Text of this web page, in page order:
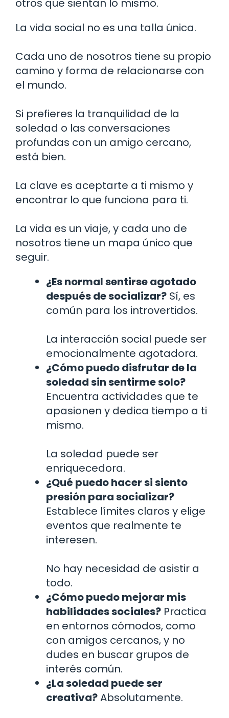
otros que sientan lo mismo.
La vida social no es una talla única.
Cada uno de nosotros tiene su propio
camino y forma de relacionarse con
el mundo.
Si prefieres la tranquilidad de la
soledad o las conversaciones
profundas con un amigo cercano,
está bien.
La clave es aceptarte a ti mismo y
encontrar lo que funciona para ti.
La vida es un viaje, y cada uno de
nosotros tiene un mapa único que
seguir.
¿Es normal sentirse agotado
después de socializar? Sí, es
común para los introvertidos.
La interacción social puede ser
emocionalmente agotadora.
¿Cómo puedo disfrutar de la
soledad sin sentirme solo?
Encuentra actividades que te
apasionen y dedica tiempo a ti
mismo.
La soledad puede ser
enriquecedora.
¿Qué puedo hacer si siento
presión para socializar?
Establece límites claros y elige
eventos que realmente te
interesen.
No hay necesidad de asistir a
todo.
¿Cómo puedo mejorar mis
habilidades sociales? Practica
en entornos cómodos, como
con amigos cercanos, y no
dudes en buscar grupos de
interés común.
¿La soledad puede ser
creativa?Absolutamente.